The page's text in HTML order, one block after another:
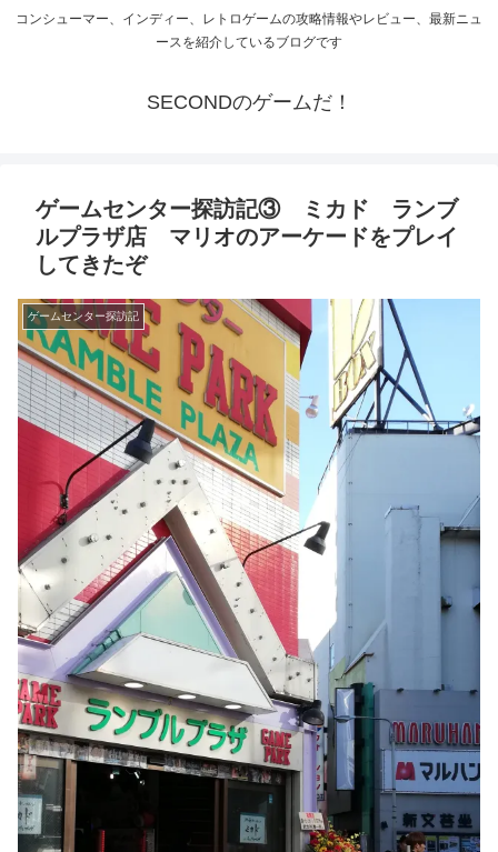
コンシューマー、インディー、レトロゲームの攻略情報やレビュー、最新ニュ
ースを紹介しているブログです
SECONDのゲームだ！
ゲームセンター探訪記③ ミカド ランブ
ルプラザ店 マリオのアーケードをプレイ
してきたぞ
ゲームセンター探訪記